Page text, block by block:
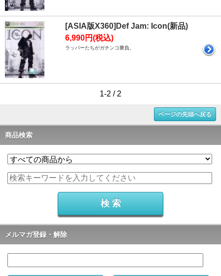
[ASIA版X360]Def Jam: Icon(新品)
6,990円(税込)
ラッパーたちがガチンコ勝負。
1-2 / 2
ページの先頭へ戻る
商品検索
メルマガ登録・解除